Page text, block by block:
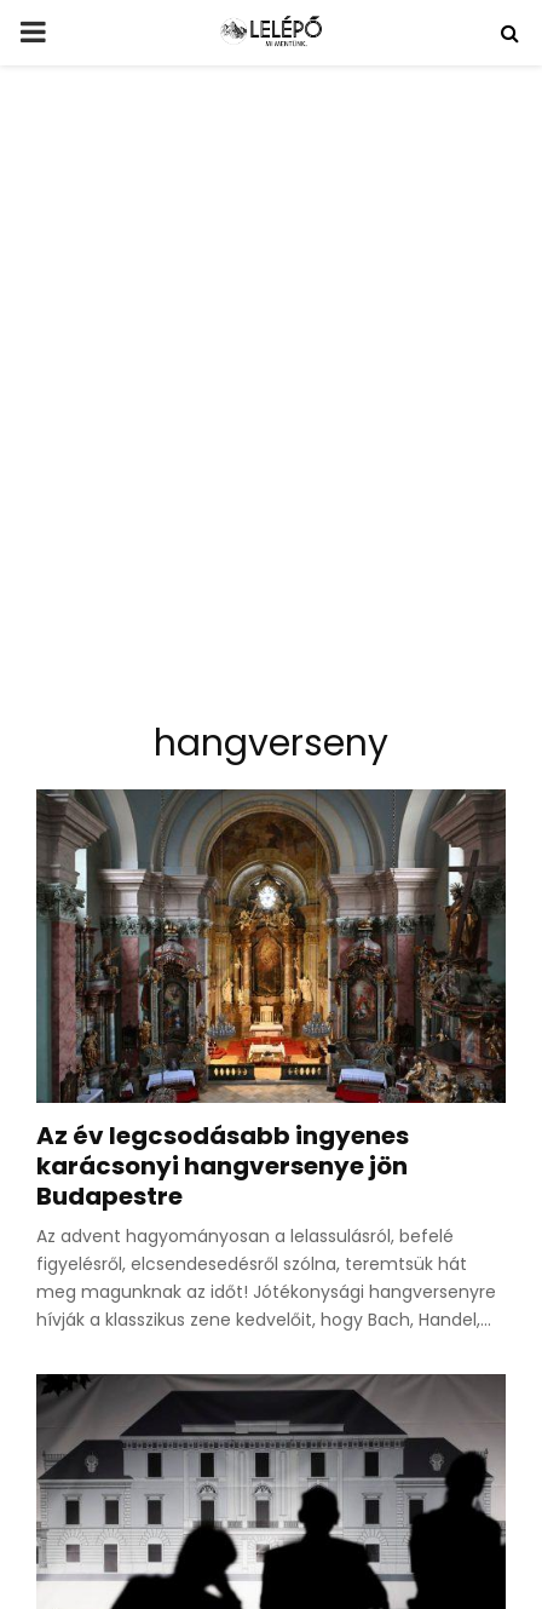
PRIMARY
hangverseny
Az év legcsodásabb ingyenes
karácsonyi hangversenye jön
Budapestre
Az advent hagyományosan a lelassulásról, befelé
figyelésről, elcsendesedésről szólna, teremtsük hát
meg magunknak az időt! Jótékonysági hangversenyre
hívják a klasszikus zene kedvelőit, hogy Bach, Handel,...